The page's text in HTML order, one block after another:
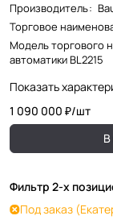
Производитель:
Торговое
Модель торгового
автоматики BL2215
Показать
1 090 000 ₽/шт
В
Фильтр 2-х
Под заказ